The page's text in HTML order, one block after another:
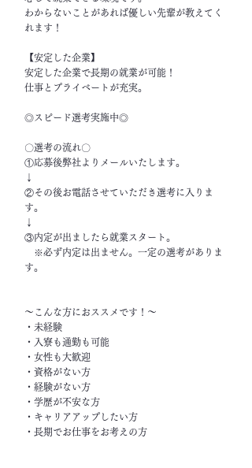
わからないことがあれば優しい先輩が教えてく
れます！
【安定した企業】
安定した企業で長期の就業が可能！
仕事とプライベートが充実。
◎スピード選考実施中◎
〇選考の流れ〇
①応募後弊社よりメールいたします。
↓
②その後お電話させていただき選考に入りま
す。
↓
③内定が出ましたら就業スタート。
※必ず内定は出ません。一定の選考がありま
す。
～こんな方におススメです！～
・未経験
・入寮も通勤も可能
・女性も大歓迎
・資格がない方
・経験がない方
・学歴が不安な方
・キャリアアップしたい方
・長期でお仕事をお考えの方